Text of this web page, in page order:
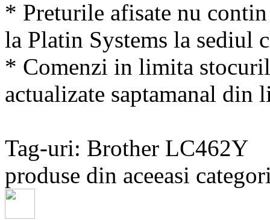
* Preturile afisate nu
la Platin Systems la sediul
* Comenzi in limita
actualizate saptamanal
Tag-uri: Brother LC462Y
produse din aceeasi